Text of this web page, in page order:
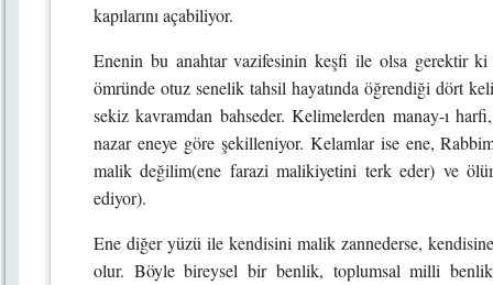
kapılarını açabiliyor.
Enenin bu anahtar vazifesinin keşfi ile olsa gerektir
ömründe otuz senelik tahsil hayatında öğrendiği dört
sekiz kavramdan bahseder. Kelimelerden manay-ı
nazar eneye göre şekilleniyor. Kelamlar ise ene,
malik değilim(ene farazi malikiyetini terk eder) ve
ediyor).
Ene diğer yüzü ile kendisini malik zannederse,
olur. Böyle bireysel bir benlik, toplumsal milli